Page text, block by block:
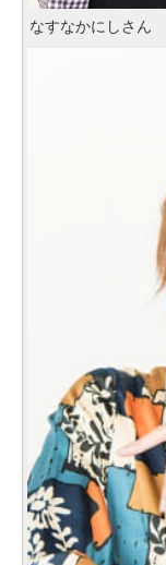
なすなかにしさん